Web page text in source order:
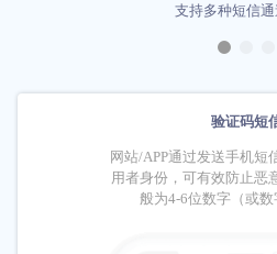
支持多种短信
验证码短
网站/APP通过发送手机短
用者身份，可有效防止恶
般为4-6位数字（或数